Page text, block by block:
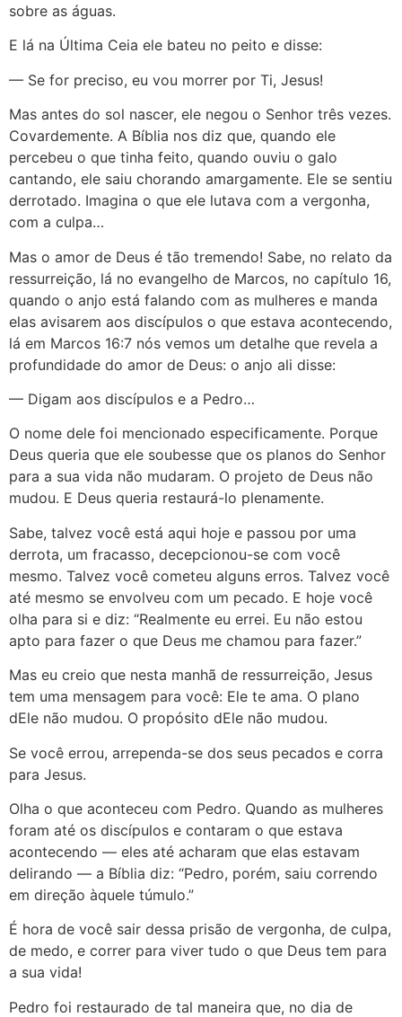
sobre as águas.
E lá na Última Ceia ele bateu no peito e disse:
— Se for preciso, eu vou morrer por Ti, Jesus!
Mas antes do sol nascer, ele negou o Senhor três vezes.
Covardemente. A Bíblia nos diz que, quando ele
percebeu o que tinha feito, quando ouviu o galo
cantando, ele saiu chorando amargamente. Ele se sentiu
derrotado. Imagina o que ele lutava com a vergonha,
com a culpa…
Mas o amor de Deus é tão tremendo! Sabe, no relato da
ressurreição, lá no evangelho de Marcos, no capítulo 16,
quando o anjo está falando com as mulheres e manda
elas avisarem aos discípulos o que estava acontecendo,
lá em Marcos 16:7 nós vemos um detalhe que revela a
profundidade do amor de Deus: o anjo ali disse:
— Digam aos discípulos e a Pedro…
O nome dele foi mencionado especificamente. Porque
Deus queria que ele soubesse que os planos do Senhor
para a sua vida não mudaram. O projeto de Deus não
mudou. E Deus queria restaurá-lo plenamente.
Sabe, talvez você está aqui hoje e passou por uma
derrota, um fracasso, decepcionou-se com você
mesmo. Talvez você cometeu alguns erros. Talvez você
até mesmo se envolveu com um pecado. E hoje você
olha para si e diz: “Realmente eu errei. Eu não estou
apto para fazer o que Deus me chamou para fazer.”
Mas eu creio que nesta manhã de ressurreição, Jesus
tem uma mensagem para você: Ele te ama. O plano
dEle não mudou. O propósito dEle não mudou.
Se você errou, arrependa-se dos seus pecados e corra
para Jesus.
Olha o que aconteceu com Pedro. Quando as mulheres
foram até os discípulos e contaram o que estava
acontecendo — eles até acharam que elas estavam
delirando — a Bíblia diz: “Pedro, porém, saiu correndo
em direção àquele túmulo.”
É hora de você sair dessa prisão de vergonha, de culpa,
de medo, e correr para viver tudo o que Deus tem para
a sua vida!
Pedro foi restaurado de tal maneira que, no dia de